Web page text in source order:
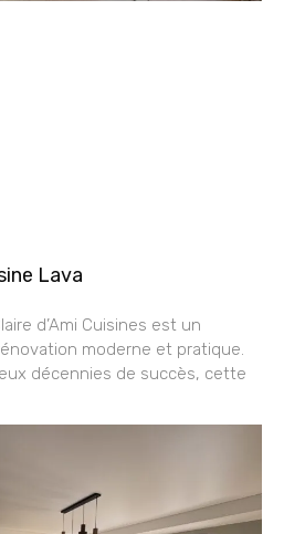
Lava
d’Ami Cuisines est un
moderne et pratique.
décennies de succès, cette